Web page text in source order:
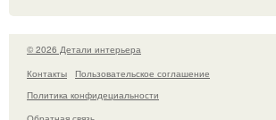
© 2026 Детали интерьера
Контакты
Пользовательское соглашение
Политика конфидециальности